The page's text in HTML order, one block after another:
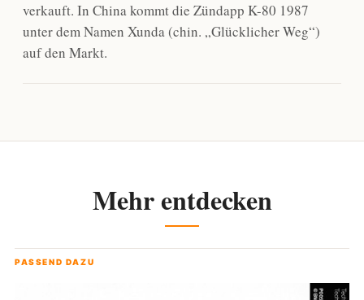
verkauft. In China kommt die Zündapp K-80 1987
unter dem Namen Xunda (chin. „Glücklicher Weg“)
auf den Markt.
Mehr entdecken
PASSEND DAZU